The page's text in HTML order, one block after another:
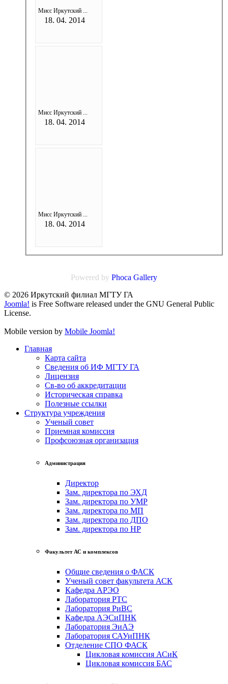
Мисс Иркутский ...
18. 04. 2014
Мисс Иркутский ...
18. 04. 2014
Мисс Иркутский ...
18. 04. 2014
Powered by Phoca Gallery
© 2026 Иркутский филиал МГТУ ГА
Joomla! is Free Software released under the GNU General Public
License.
Mobile version by Mobile Joomla!
Главная
Карта сайта
Сведения об ИФ МГТУ ГА
Лицензия
Св-во об аккредитации
Историческая справка
Полезные ссылки
Структура учреждения
Ученый совет
Приемная комиссия
Профсоюзная организация
Администрация
Директор
Зам. директора по ЭХД
Зам. директора по УМР
Зам. директора по МП
Зам. директора по ДПО
Зам. директора по НР
Факультет АС и комплексов
Общие сведения о ФАСК
Ученый совет факультета АСК
Кафедра АРЭО
Лаборатория РТС
Лаборатория РиВС
Кафедра АЭСиПНК
Лаборатория ЭиАЭ
Лаборатория САУиПНК
Отделение СПО ФАСК
Цикловая комиссия АСиК
Цикловая комиссия БАС